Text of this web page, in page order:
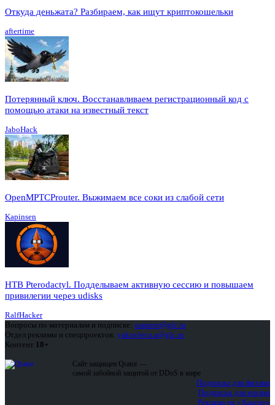
Откуда деньжата? Разбираем, как ищут криптокошельки
aftertime
Потерянный ключ. Восстанавливаем регистрационный код с
помощью атаки на известный текст
JaboHack
OpenMPTCProuter. Выжимаем все соки из слабой сети
Kapinsen
HTB Pterodactyl. Подделываем активную сессию и повышаем
привилегии через udisks
RalfHacker
Вопросы по материалам и подписке: support@glc.ru
Отдел рекламы и спецпроектов: yakovleva.a@glc.ru
Контент 18+
Сайт защищен Qrator —
самой забойной защитой от DDoS в мире
Подписка для физлиц
Подписка для юрлиц
Реклама на «Хакере»